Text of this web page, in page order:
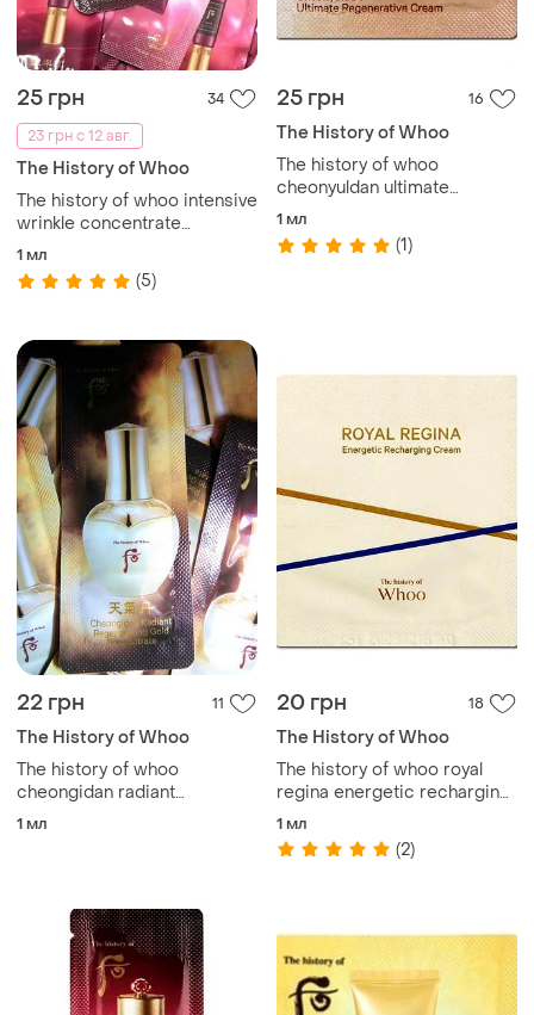
25 грн
34
23 грн с 12 авг.
The History of Whoo
The history of whoo intensive
wrinkle concentrate
интенсивный крем от
морщин jinyul
1 мл
(5)
25 грн 16
The History of Whoo
The history of whoo
cheonyuldan ultimate
regenerative cream крем
для лица
1 мл
(1)
22 грн 11
The History of Whoo
The history of whoo
cheongidan radiant
regenerating gold
1 мл
20 грн 18
The History of Whoo
The history of whoo royal
regina energetic recharging
cream энергетический
крем пион
1 мл
(2)